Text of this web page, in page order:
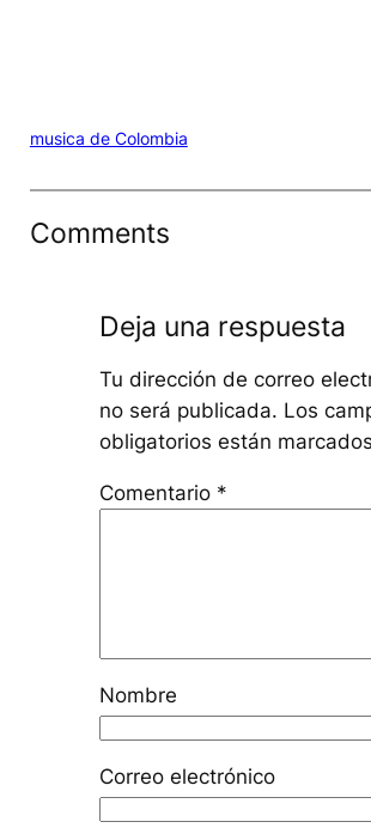
musica de Colombia
Comments
Deja una respuesta
Tu dirección de correo
no será publicada. Los
obligatorios están
Comentario *
Nombre
Correo electrónico